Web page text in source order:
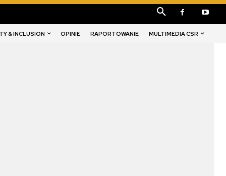
& INCLUSION OPINIE RAPORTOWANIE MULTIMEDIA CSR